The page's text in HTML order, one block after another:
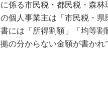
に係る市民税・都民税・森
の個人事業主は「市民税・
書には「所得割額」「均等
拠の分からない金額が書かれ